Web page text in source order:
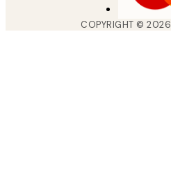
COPYRIGHT ©2026